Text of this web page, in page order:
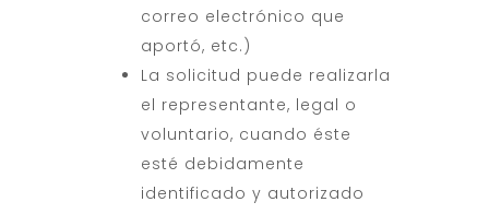
correo electrónico que
aportó, etc.)
La solicitud puede realizarla
el representante, legal o
voluntario, cuando éste
esté debidamente
identificado y autorizado